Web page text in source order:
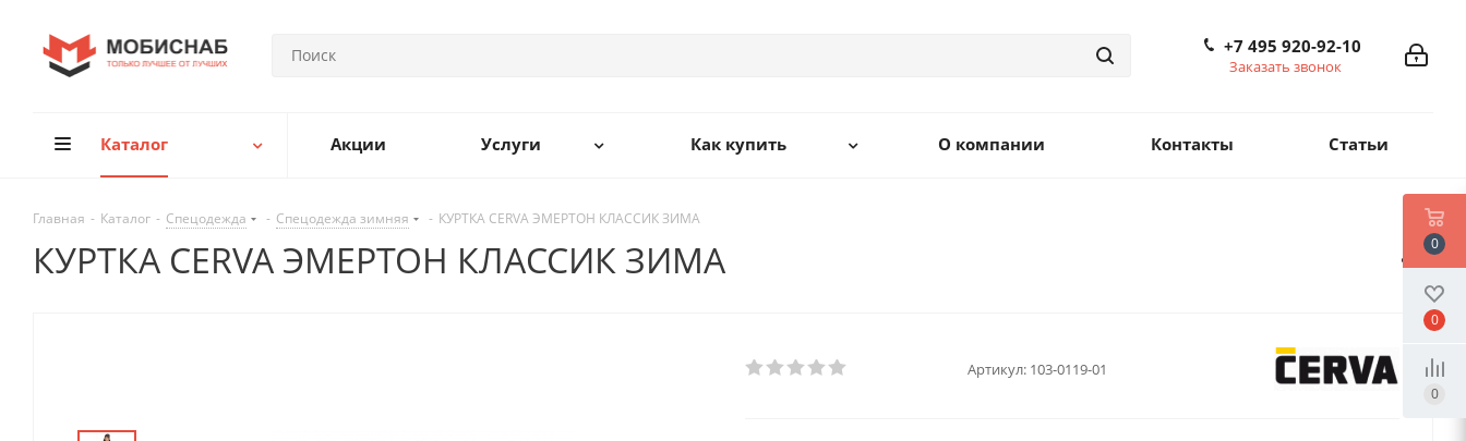
+7 495 920-92-10
Заказать звонок
Каталог Акции Услуги Как купить О компании Контакты Статьи
Главная - Каталог - Спецодежда - Спецодежда зимняя - КУРТКА CERVA ЭМЕРТОН КЛАССИК ЗИМА
КУРТКА CERVA ЭМЕРТОН КЛАССИК ЗИМА
Артикул: 103-0119-01
0
0
0